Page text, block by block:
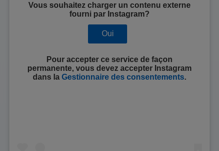
Vous souhaitez charger un contenu externe
fourni par Instagram?
Oui
Pour accepter ce service de façon
permanente, vous devez accepter Instagram
dans la Gestionnaire des consentements.